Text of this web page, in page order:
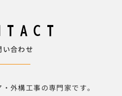
い合わせ
外構工事の専門家です。